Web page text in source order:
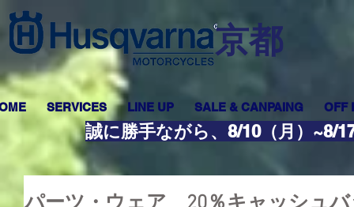
​京都
SERVICES LINE UP SALE & CANPAING OFF
誠に勝手ながら、8/10（月）~8/